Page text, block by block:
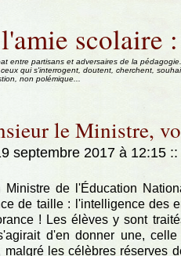
scolaire
entre partisans et adversaires de la
qui s'interrogent, doutent, cherchent,
non polémique...
le Ministre,
septembre 2017 à 12:15 ::
Ministre de l'Éducation
de taille : l'intelligence des
! Les élèves y sont
d'en donner une,
malgré les célèbres réserves